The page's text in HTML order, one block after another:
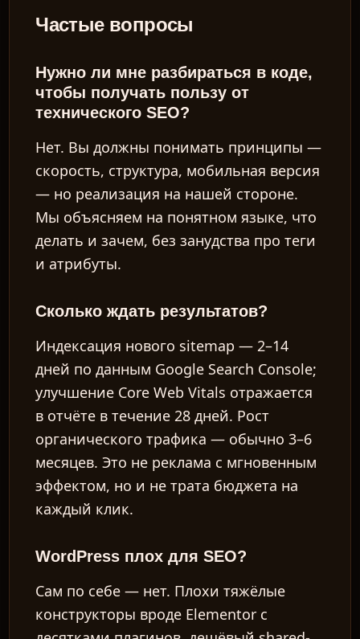
Частые вопросы
Нужно ли мне разбираться в коде,
чтобы получать пользу от
технического SEO?
Нет. Вы должны понимать принципы —
скорость, структура, мобильная версия
— но реализация на нашей стороне.
Мы объясняем на понятном языке, что
делать и зачем, без занудства про теги
и атрибуты.
Сколько ждать результатов?
Индексация нового sitemap — 2–14
дней по данным Google Search Console;
улучшение Core Web Vitals отражается
в отчёте в течение 28 дней. Рост
органического трафика — обычно 3–6
месяцев. Это не реклама с мгновенным
эффектом, но и не трата бюджета на
каждый клик.
WordPress плох для SEO?
Сам по себе — нет. Плохи тяжёлые
конструкторы вроде Elementor с